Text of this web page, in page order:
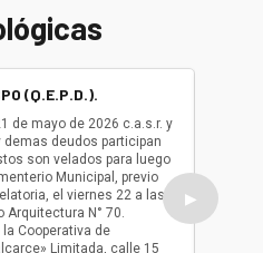
(Q.E.P.D.).
de mayo de 2026 c.a.s.r. y
demas deudos participan
son velados para luego
Municipal, previo
el viernes 22 a las
Arquitectura N° 70.
Cooperativa de
Limitada, calle 15
ser
oficio
▶